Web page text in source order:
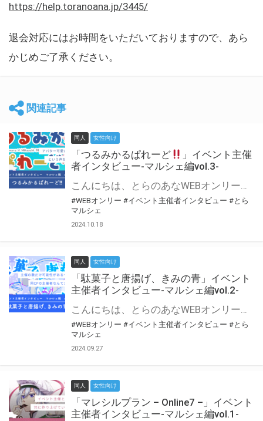
https://help.toranoana.jp/3445/
退会対応にはお時間をいただいておりますので、あら
かじめご了承ください。
関連記事
同人 女性向け
「つるみかるぱれーど
」イベント主催
者インタビュー-マルシェ編vol.3-
こんにちは、とらのあなWEBオンリー運営スタッフです。 新たにお届けする、イベント主催者インタビュー-マルシェ編-は、 とらのあなWEBオンリー「マルシェ」をご利用した主催様に 「マルシェ」を使って開催した感想や心がけをお聞きする企画です。 今回は、WEBオンリー初開催「つるみかるぱれーど
#WEBオンリー #イベント主催者インタビュー #とら
マルシェ
2024.10.18
同人 女性向け
「駄菓子と唐揚げ、きみの青」イベント
主催者インタビュー-マルシェ編vol.2-
こんにちは、とらのあなWEBオンリー運営スタッフです。 新たにお届けする、イベント主催者インタビュー-マルシェ編-は、 とらのあなWEBオンリー「マルシェ」をご利用の主催様に 「マルシェ」を使ってイベントを開催した感想や心がけをお聞きする企画です。 今回は、WEBオンリー初開催「駄菓子と唐揚げ、きみの青」より、 主催のぎこ六屋様にお話を伺いました。 協力：ぎこ六屋様／イベント公式Twitter（@krkgwks） とらのあなWEBオンリー「マルシェ」とは？ WEBオンリーでリアルタイムでコミュニケーションがとれるオンライン会場です。
#WEBオンリー #イベント主催者インタビュー #とら
マルシェ
2024.09.27
同人 女性向け
「マレシルプラン – Online7 –」イベント
主催者インタビュー-マルシェ編vol.1-